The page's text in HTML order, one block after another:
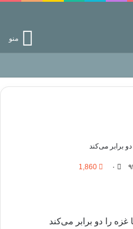
منو
از راه خداست‌!
برابر می‌کند
۰ 1,860
را دو برابر می‌کند